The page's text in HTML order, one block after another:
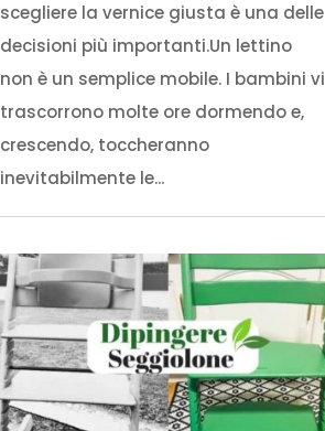
scegliere la vernice giusta è una delle
decisioni più importanti.Un lettino
non è un semplice mobile. I bambini vi
trascorrono molte ore dormendo e,
crescendo, toccheranno
inevitabilmente le...